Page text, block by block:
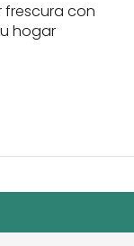
frescura con
hogar